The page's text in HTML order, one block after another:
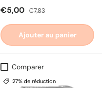
Prix soldé
€5,00 Prix habituel
€7,83
Ajouter au panier
Comparer
27% de réduction